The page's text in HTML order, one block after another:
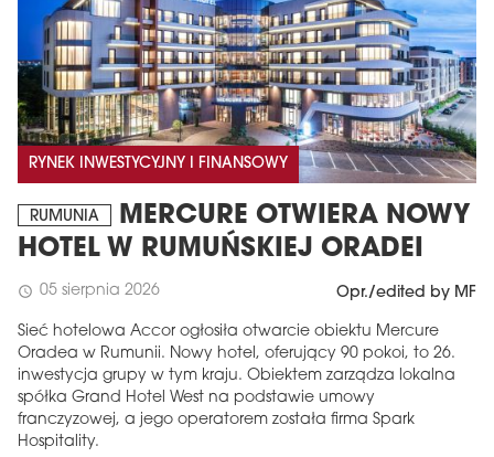
RYNEK INWESTYCYJNY I FINANSOWY
RUMUNIA
MERCURE OTWIERA NOWY
HOTEL W RUMUŃSKIEJ ORADEI
schedule 05 sierpnia 2026 Opr./edited by MF
Sieć hotelowa Accor ogłosiła otwarcie obiektu Mercure
Oradea w Rumunii. Nowy hotel, oferujący 90 pokoi, to 26.
inwestycja grupy w tym kraju. Obiektem zarządza lokalna
spółka Grand Hotel West na podstawie umowy
franczyzowej, a jego operatorem została firma Spark
Hospitality.